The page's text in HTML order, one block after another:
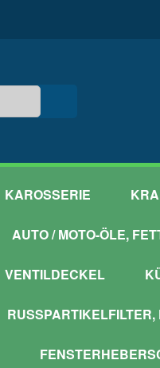
KAROSSERIE
AUTO / MOTO-ÖLE,
VENTILDECKEL